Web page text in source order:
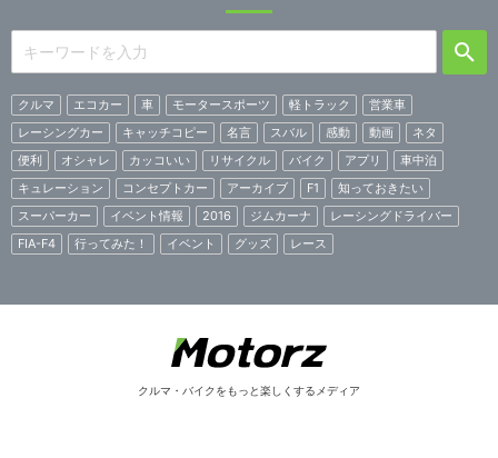
クルマ エコカー 車 モータースポーツ 軽トラック
営業車
レーシングカー
キャッチコピー 名言 スバル 感動 動画
ネタ
便利
オシャレ カッコいい リサイクル バイク アプリ
車中泊
キュレーション
コンセプトカー アーカイブ F1
知っておきたい
スーパーカー
イベント情報 2016 ジムカーナ
レーシングドライバー
FIA-F4
行ってみた！ イベント グッズ レース
クルマ・バイクをもっと楽しくするメディア